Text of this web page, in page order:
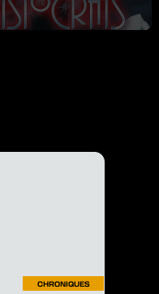
CHRONIQUES